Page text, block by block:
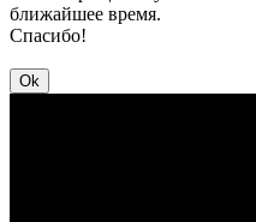
ближайшее время.
Спасибо!
Ok